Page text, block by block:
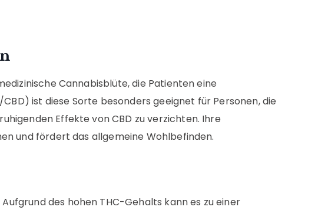
Cannabisblüte, die Patienten eine
ist diese Sorte besonders geeignet für Personen, die
Effekte von CBD zu verzichten. Ihre
und fördert das allgemeine Wohlbefinden.
des hohen THC-Gehalts kann es zu einer